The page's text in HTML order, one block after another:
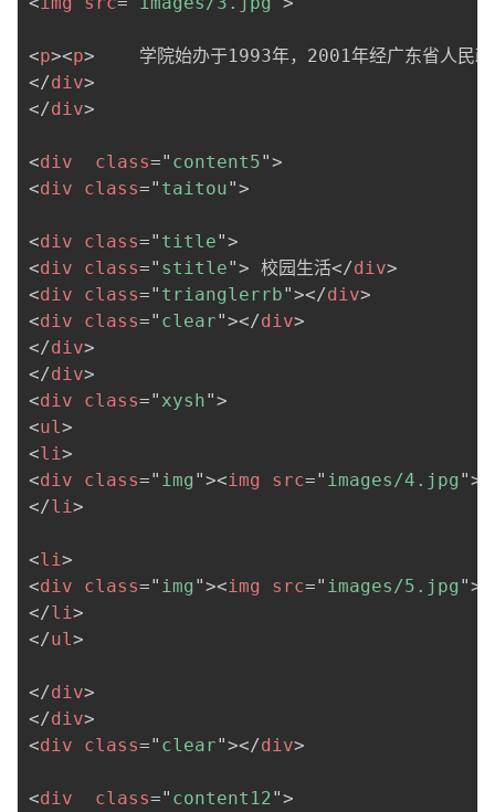
<p><p>
学院始办于1993年，2001年经广东省人民政
</div>
</div>
<div class=" content5">
<div class=" taitou">
<div class=" title">
<div class=" stitle"> 校园生活</div>
<div class=" trianglerrb"></div>
<div class=" clear"></div>
</div>
</div>
<div class=" xysh">
<ul>
<li>
<div class=" img "><img src=" images/4.jpg ">
</li>
<li>
<div class=" img "><img src=" images/5.jpg ">
</li>
</ul>
</div>
</div>
<div class=" clear"></div>
<div class=" content12">